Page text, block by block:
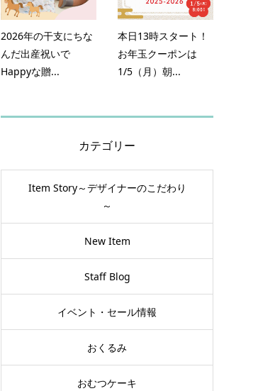
2026年の干支にちな
んだ出産祝いで
Happyな贈...
本日13時スタート！
お年玉クーポンは
1/5（月）朝...
カテゴリー
Item Story～デザイナーのこだわり
～
New Item
Staff Blog
イベント・セール情報
おくるみ
おむつケーキ